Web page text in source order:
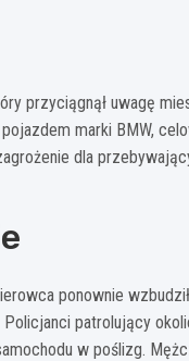
przyciągnął uwagę
marki BMW,
dla
ponownie
Policjanci patrolujący
w poślizg.